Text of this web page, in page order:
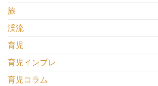
旅
渓流
育児
育児インプレ
育児コラム